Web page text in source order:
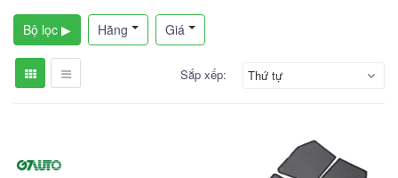
Bộ lọc ▶ Hãng Giá
Sắp xếp: Thứ tự